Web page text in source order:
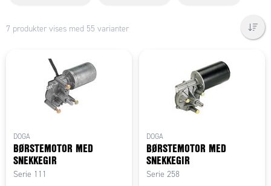
7 produkter vises med 55 varianter
DOGA
BØRSTEMOTOR MED
SNEKKEGIR
Serie 111
DOGA
BØRSTEMOTOR MED
SNEKKEGIR
Serie 258